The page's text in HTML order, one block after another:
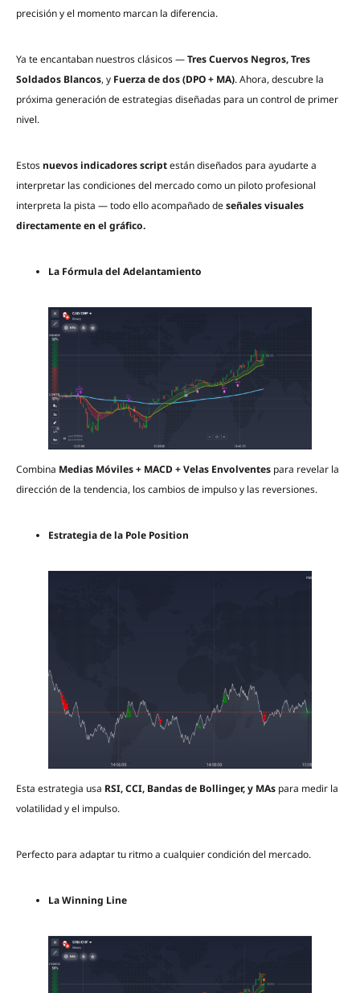
precisión y el momento marcan la diferencia.
Ya te encantaban nuestros clásicos —Tres Cuervos Negros, Tres
Soldados Blancos, y Fuerza de dos (DPO + MA). Ahora, descubre la
próxima generación de estrategias diseñadas para un control de primer
nivel.
Estosnuevos indicadores scriptestán diseñados para ayudarte a
interpretar las condiciones del mercado como un piloto profesional
interpreta la pista — todo ello acompañado deseñales visuales
directamente en el gráfico.
La Fórmula del Adelantamiento
Combina Medias Móviles + MACD + Velas Envolventes para revelar la
dirección de la tendencia, los cambios de impulso y las reversiones.
Estrategia de la Pole Position
Esta estrategia usa RSI, CCI, Bandas de Bollinger, y MAs para medir la
volatilidad y el impulso.
Perfecto para adaptar tu ritmo a cualquier condición del mercado.
La Winning Line